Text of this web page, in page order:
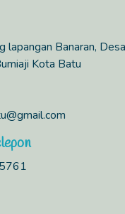
lapangan Banaran,
Kota Batu